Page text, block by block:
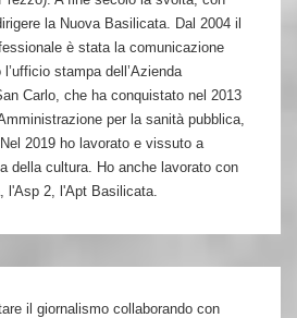
la Nuova Basilicata. Dal 2004 il
è stata la comunicazione
stampa dell’Azienda
Carlo, che ha conquistato nel 2013
per la sanità pubblica,
2019 ho lavorato e vissuto a
della cultura. Ho anche lavorato con
l'Asp 2, l'Apt Basilicata.
il giornalismo collaborando con